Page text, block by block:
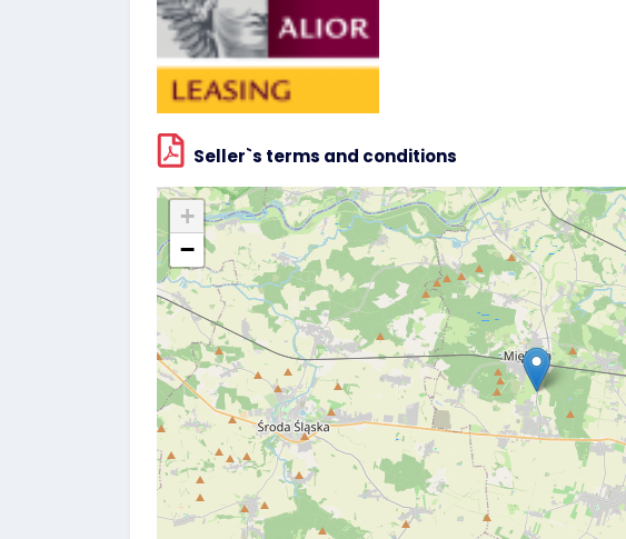
Seller`s terms and conditions
+
−